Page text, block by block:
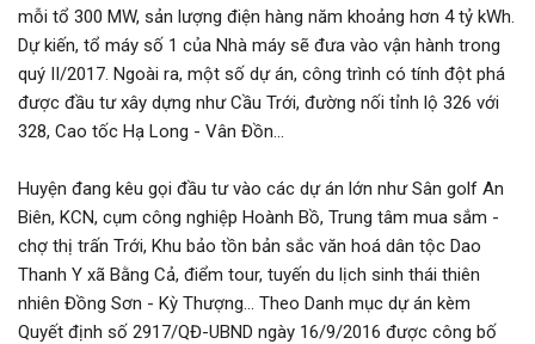
mỗi tổ 300 MW, sản lượng điện hàng năm khoảng hơn 4 tỷ kWh.
Dự kiến, tổ máy số 1 của Nhà máy sẽ đưa vào vận hành trong
quý II/2017. Ngoài ra, một số dự án, công trình có tính đột phá
được đầu tư xây dựng như Cầu Trới, đường nối tỉnh lộ 326 với
328, Cao tốc Hạ Long - Vân Đồn...
Huyện đang kêu gọi đầu tư vào các dự án lớn như Sân golf An
Biên, KCN, cụm công nghiệp Hoành Bồ, Trung tâm mua sắm -
chợ thị trấn Trới, Khu bảo tồn bản sắc văn hoá dân tộc Dao
Thanh Y xã Bằng Cả, điểm tour, tuyến du lịch sinh thái thiên
nhiên Đồng Sơn - Kỳ Thượng... Theo Danh mục dự án kèm
Quyết định số 2917/QĐ-UBND ngày 16/9/2016 được công bố